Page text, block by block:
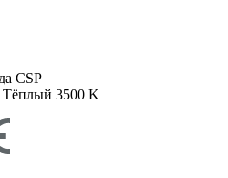
CSP
Тёплый 3500 K